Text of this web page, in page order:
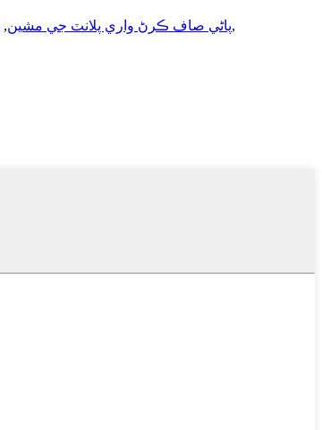
پاڻي صاف ڪرڻ واري پلانٽ جي مشين, ,